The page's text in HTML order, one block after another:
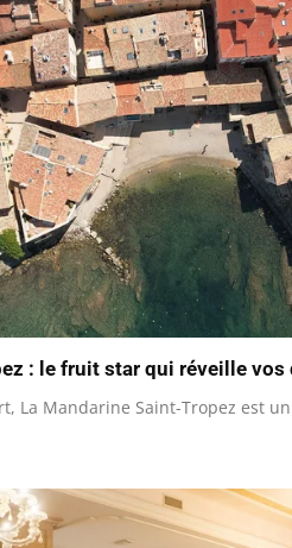
: le fruit star qui réveille vos
La Mandarine Saint-Tropez est